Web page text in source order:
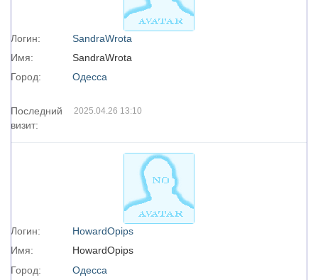
Логин:
SandraWrota
Имя:
SandraWrota
Город:
Одесса
Последний
визит:
2025.04.26 13:10
Логин:
HowardOpips
Имя:
HowardOpips
Город:
Одесса